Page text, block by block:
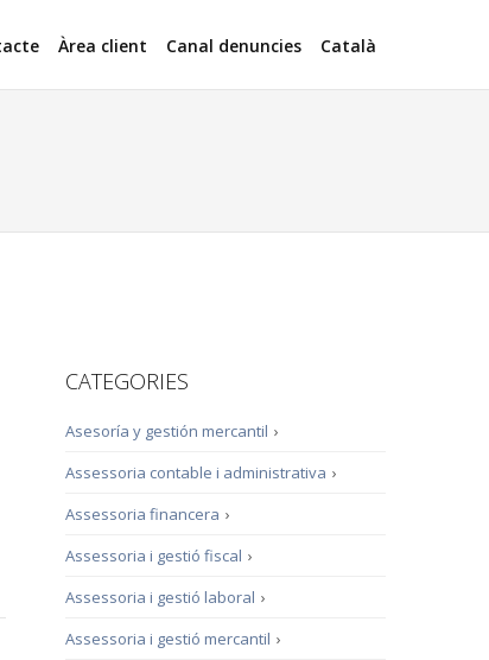
Àrea client Canal denuncies Català
CATEGORIES
›
Asesoría y gestión mercantil
›
Assessoria contable i administrativa
›
Assessoria financera
›
Assessoria i gestió fiscal
›
Assessoria i gestió laboral
›
Assessoria i gestió mercantil